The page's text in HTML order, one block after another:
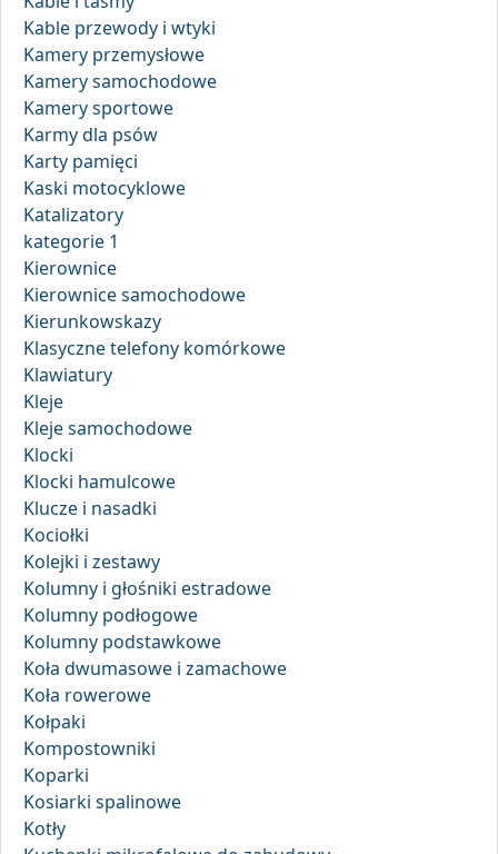
Kable przewody i wtyki
Kamery przemysłowe
Kamery samochodowe
Kamery sportowe
Karmy dla psów
Karty pamięci
Kaski motocyklowe
Katalizatory
kategorie 1
Kierownice
Kierownice samochodowe
Kierunkowskazy
Klasyczne telefony komórkowe
Klawiatury
Kleje
Kleje samochodowe
Klocki
Klocki hamulcowe
Klucze i nasadki
Kociołki
Kolejki i zestawy
Kolumny i głośniki estradowe
Kolumny podłogowe
Kolumny podstawkowe
Koła dwumasowe i zamachowe
Koła rowerowe
Kołpaki
Kompostowniki
Koparki
Kosiarki spalinowe
Kotły